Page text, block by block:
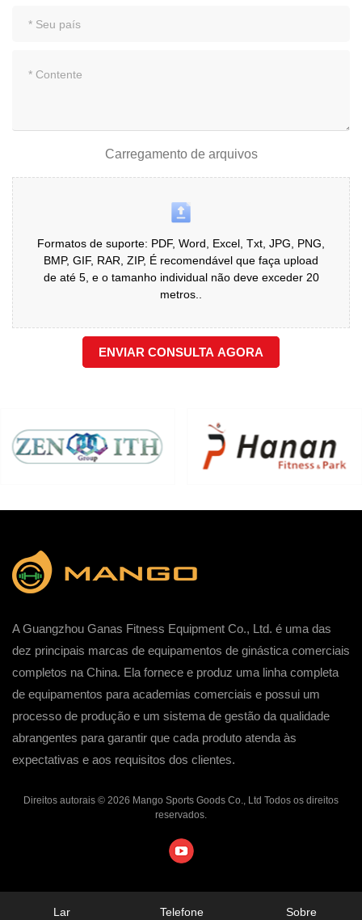
Carregamento de arquivos
Formatos de suporte: PDF, Word, Excel, Txt, JPG, PNG,
BMP, GIF, RAR, ZIP, É recomendável que faça upload
de até 5, e o tamanho individual não deve exceder 20
metros..
ENVIAR CONSULTA AGORA
A Guangzhou Ganas Fitness Equipment Co., Ltd. é uma das
dez principais marcas de equipamentos de ginástica comerciais
completos na China. Ela fornece e produz uma linha completa
de equipamentos para academias comerciais e possui um
processo de produção e um sistema de gestão da qualidade
abrangentes para garantir que cada produto atenda às
expectativas e aos requisitos dos clientes.
Direitos autorais © 2026 Mango Sports Goods Co., Ltd Todos os direitos
reservados.
Lar Telefone Sobre